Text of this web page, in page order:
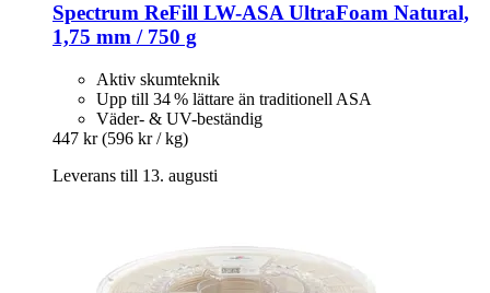
Spectrum ReFill LW-​ASA UltraFoam Natural,
1,75 mm / 750 g
Aktiv skumteknik
Upp till 34 % lättare än traditionell ASA
Väder- & UV-beständig
447 kr (596 kr / kg)
Leverans till 13. augusti